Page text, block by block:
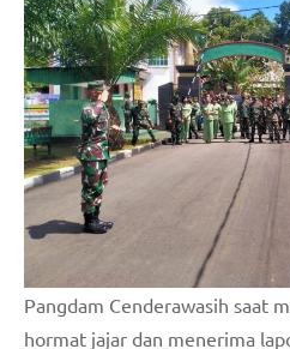
Pangdam Cenderawasih saat
hormat jajar dan menerima